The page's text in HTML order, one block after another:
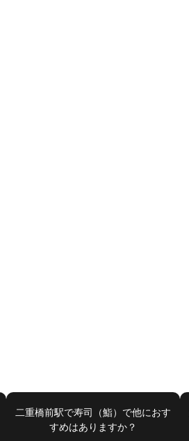
二重橋前駅で寿司（鮨）で他におす
すめはありますか？